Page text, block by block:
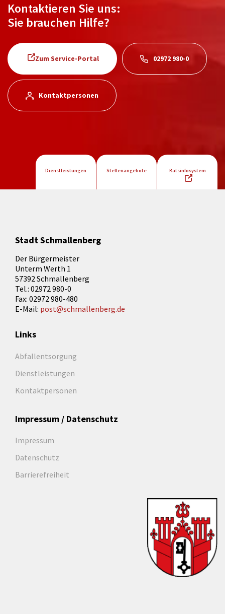
Kontaktieren Sie uns:
Sie brauchen Hilfe?
Zum Service-Portal 02972 980-0
Kontaktpersonen
Dienstleistungen Stellenangebote Ratsinfosystem
Stadt Schmallenberg
Der Bürgermeister
Unterm Werth 1
57392 Schmallenberg
Tel.: 02972 980-0
Fax: 02972 980-480
E-Mail: post@schmallenberg.de
Links
Abfallentsorgung
Dienstleistungen
Kontaktpersonen
Impressum / Datenschutz
Impressum
Datenschutz
Barrierefreiheit